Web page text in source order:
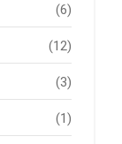
(6)
(12)
(3)
(1)